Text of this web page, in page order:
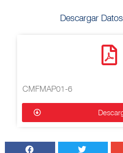
Descargar
CMFMAP01-6